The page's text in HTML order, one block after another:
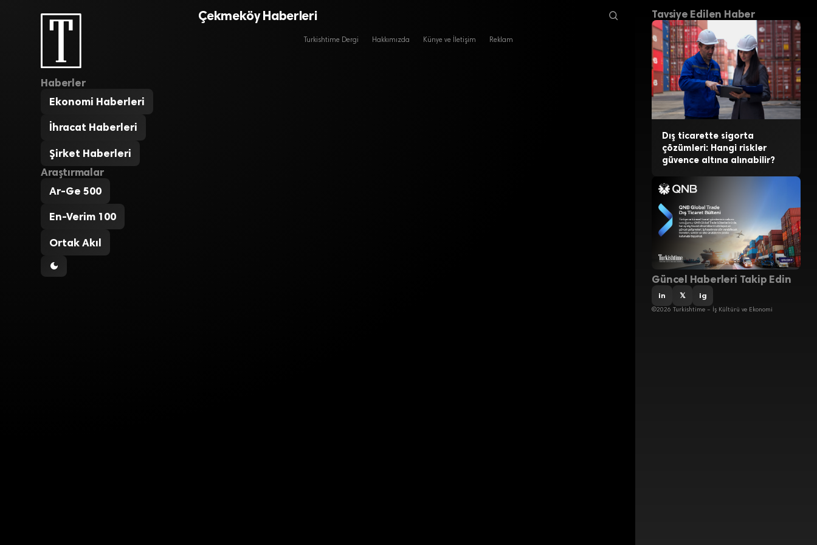
Haberler
Ekonomi Haberleri
İhracat Haberleri
Şirket Haberleri
Araştırmalar
Ar-Ge 500
En-Verim 100
Ortak Akıl
Çekmeköy Haberleri
Turkishtime Dergi Hakkımızda Künye ve İletişim Reklam
Tavsiye Edilen Haber
Dış ticarette sigorta
çözümleri: Hangi riskler
güvence altına alınabilir?
Güncel Haberleri Takip Edin
in 𝕏 ig
©2026 Turkishtime – İş Kültürü ve Ekonomi